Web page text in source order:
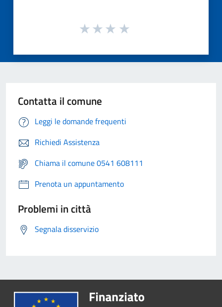
Contatta il comune
Leggi le domande frequenti
Richiedi Assistenza
Chiama il comune 0541 608111
Prenota un appuntamento
Problemi in città
Segnala disservizio